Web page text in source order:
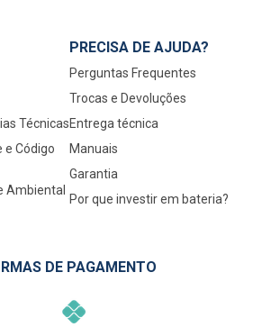
Técnicas
e Código
Ambiental
PRECISA DE AJUDA?
Perguntas Frequentes
Trocas e Devoluções
Entrega técnica
Manuais
Garantia
Por que investir em bateria?
DE PAGAMENTO